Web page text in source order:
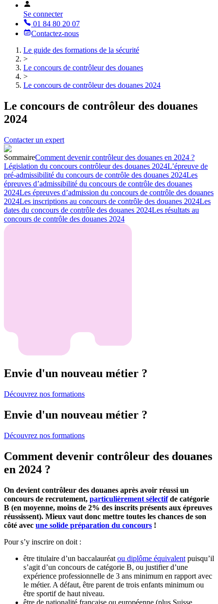
Se connecter
01 84 80 20 07
Contactez-nous
Le guide des formations de la sécurité
>
Le concours de contrôleur des douanes
>
Le concours de contrôleur des douanes 2024
Le concours de contrôleur des douanes
2024
Contacter un expert
SommaireComment devenir contrôleur des douanes en 2024 ?
Législation du concours contrôleur des douanes 2024L’épreuve de
pré-admissibilité du concours de contrôle des douanes 2024Les
épreuves d’admissibilité du concours de contrôle des douanes
2024Les épreuves d’admission du concours de contrôle des douanes
2024Les inscriptions au concours de contrôle des douanes 2024Les
dates du concours de contrôle des douanes 2024Les résultats au
concours de contrôle des douanes 2024
Envie d'un nouveau métier ?
Découvrez nos formations
Envie d'un nouveau métier ?
Découvrez nos formations
Comment devenir contrôleur des douanes
en 2024 ?
On devient contrôleur des douanes après avoir réussi un
concours de recrutement, particulièrement sélectifde catégorie
B (en moyenne, moins de 2% des inscrits présents aux épreuves
réussissent). Mieux vaut donc mettre toutes les chances de son
côté avec une solide préparation du concours !
Pour s’y inscrire on doit :
être titulaire d’un baccalauréat ou diplôme équivalent puisqu’il
s’agit d’un concours de catégorie B, ou justifier d’une
expérience professionnelle de 3 ans minimum en rapport avec
le métier. A défaut, être parent de trois enfants minimum ou
être sportif de haut niveau.
être de nationalité française ou européenne (plus Suisse,